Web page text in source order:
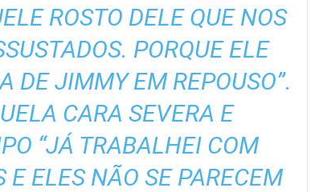
ROSTO DELE QUE NOS
PORQUE ELE
DE JIMMY EM REPOUSO”.
CARA SEVERA E
“JÁ TRABALHEI COM
E ELES NÃO SE PARECEM